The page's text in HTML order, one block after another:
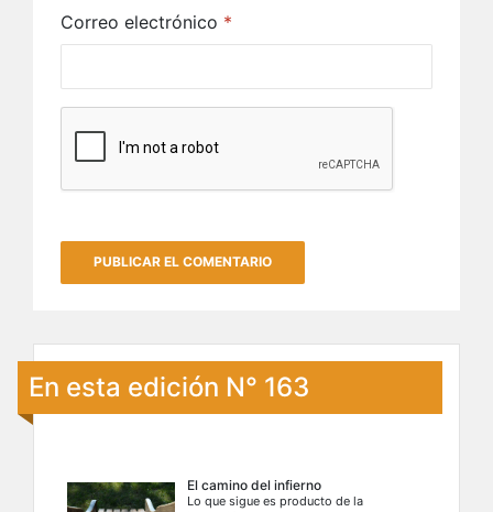
Correo electrónico *
En esta edición N° 163
El camino del infierno
Lo que sigue es producto de la